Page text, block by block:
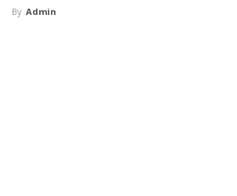
By Admin